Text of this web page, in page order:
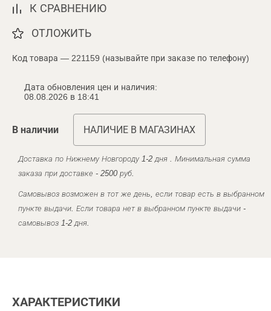
К СРАВНЕНИЮ
ОТЛОЖИТЬ
Код товара — 221159 (называйте при заказе по телефону)
Дата обновления цен и наличия:
08.08.2026 в 18:41
В наличии НАЛИЧИЕ В МАГАЗИНАХ
Доставка по Нижнему Новгороду 1-2 дня . Минимальная сумма
заказа при доставке - 2500 руб.
Самовывоз возможен в тот же день, если товар есть в выбранном
пункте выдачи. Если товара нет в выбранном пункте выдачи -
самовывоз 1-2 дня.
ХАРАКТЕРИСТИКИ